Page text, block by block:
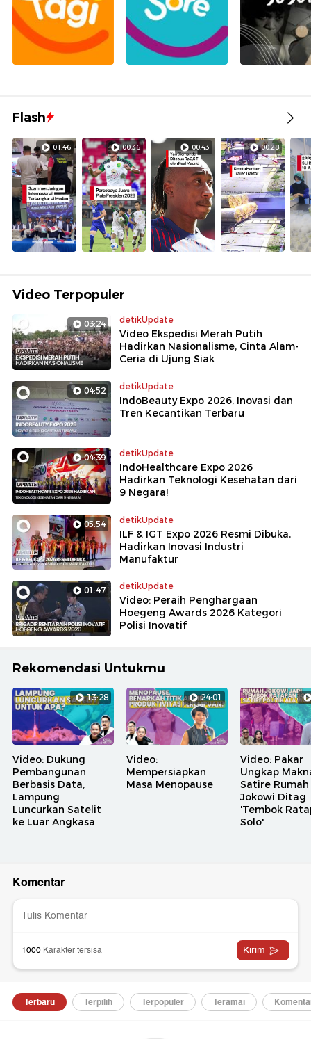
Flash
01:46 00:36 00:43 00:28
Video Terpopuler
03:24 detikUpdate
Video Ekspedisi Merah Putih
Hadirkan Nasionalisme, Cinta Alam-
Ceria di Ujung Siak
04:52 detikUpdate
IndoBeauty Expo 2026, Inovasi dan
Tren Kecantikan Terbaru
04:39 detikUpdate
IndoHealthcare Expo 2026
Hadirkan Teknologi Kesehatan dari
9 Negara!
05:54 detikUpdate
ILF & IGT Expo 2026 Resmi Dibuka,
Hadirkan Inovasi Industri
Manufaktur
01:47 detikUpdate
Video: Peraih Penghargaan
Hoegeng Awards 2026 Kategori
Polisi Inovatif
Rekomendasi Untukmu
13:28
Video: Dukung
Pembangunan
Berbasis Data,
Lampung
Luncurkan Satelit
ke Luar Angkasa
24:01
Video:
Mempersiapkan
Masa Menopause
Video: Pakar
Ungkap
Satire Rumah
Jokowi Ditag
'Tembok
Solo'